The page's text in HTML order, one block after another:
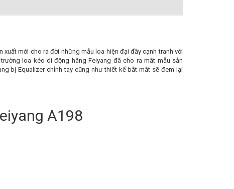
mới cho ra đời những mẫu loa hiện đại đầy cạnh tranh với
loa kéo di động hãng Feiyang đã cho ra mắt mẫu sản
bị Equalizer chỉnh tay cũng như thiết kế bắt mắt sẽ đem lại
A198